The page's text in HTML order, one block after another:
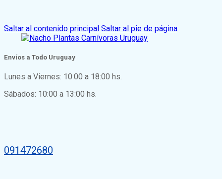
Saltar al contenido principal Saltar al pie de página
Envíos a Todo Uruguay
Lunes a Viernes: 10:00 a 18:00 hs.
Sábados: 10:00 a 13:00 hs.
091472680